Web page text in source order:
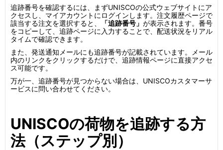
追跡番号を確認するには、まずUNISCOの公式ウェブサイトにア
クセスし、マイアカウントにログインします。注文履歴ページで
該当する注文を選択すると、
「追跡番号」 が表示されます。番号
をコピーして、追跡ページに入力することで、配送状況をリアル
タイムで確認できます。
また、発送通知メールにも追跡番号が記載されています。メール
内のリンクをクリックするだけで、追跡情報ページに直接アクセ
ス可能です。
万が一、追跡番号が見つからない場合は、UNISCOカスタマーサ
ービスに問い合わせてください。
UNISCOの荷物を追跡する方
法（ステップ別）